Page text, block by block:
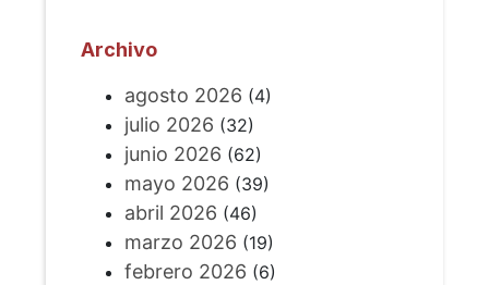
Archivo
agosto 2026 (4)
julio 2026 (32)
junio 2026 (62)
mayo 2026 (39)
abril 2026 (46)
marzo 2026 (19)
febrero 2026 (6)